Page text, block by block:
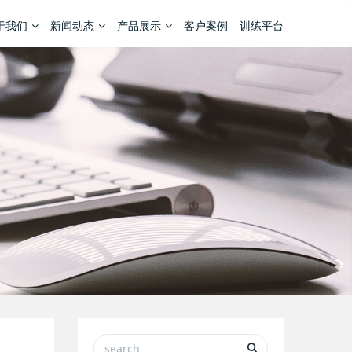
我们 新闻动态 产品展示 客户案例 训练平台